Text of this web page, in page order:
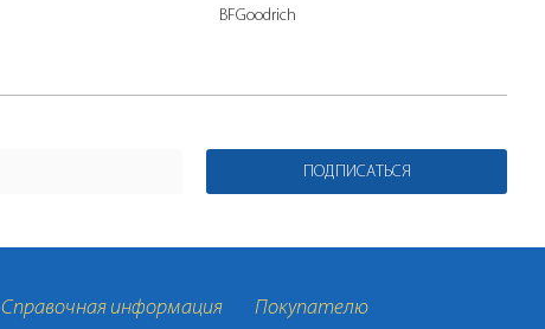
BFGoodrich
ПОДПИСАТЬСЯ
Справочная информация Покупателю